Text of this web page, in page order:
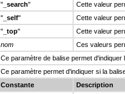
" _search"
Cette valeur
" _self"
Cette valeur
" _top"
Cette valeur
nom
Ces valeurs
Ce paramètre de balise permet d'indiquer
Ce paramètre permet d'indiquer si la
Constante
Description